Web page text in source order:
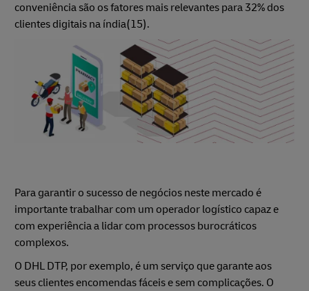
conveniência são os fatores mais relevantes para 32% dos
clientes digitais na índia(15).
Para garantir o sucesso de negócios neste mercado é
importante trabalhar com um operador logístico capaz e
com experiência a lidar com processos burocráticos
complexos.
O DHL DTP, por exemplo, é um serviço que garante aos
seus clientes encomendas fáceis e sem complicações. O